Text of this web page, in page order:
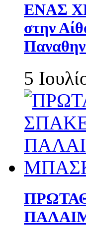
ΕΝΑΣ
στην
5